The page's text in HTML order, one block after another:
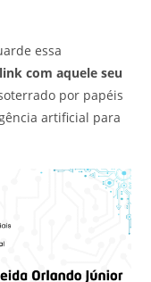
essa
com aquele seu
por papéis
artificial para